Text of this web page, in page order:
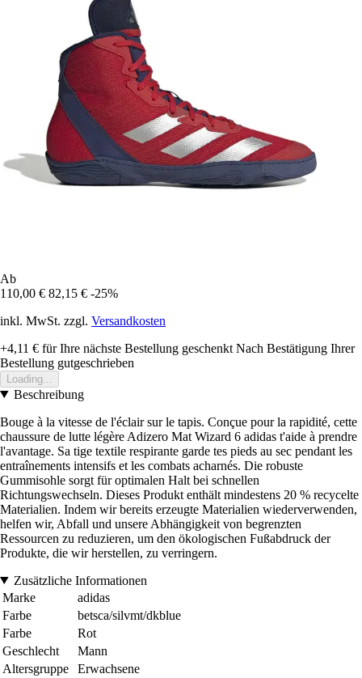
Ab
110,00 € 82,15 € -25%
inkl. MwSt. zzgl. Versandkosten
+4,11 € für Ihre nächste Bestellung geschenkt Nach Bestätigung Ihrer
Bestellung gutgeschrieben
Loading...
Beschreibung
Bouge à la vitesse de l'éclair sur le tapis. Conçue pour la rapidité, cette
chaussure de lutte légère Adizero Mat Wizard 6 adidas t'aide à prendre
l'avantage. Sa tige textile respirante garde tes pieds au sec pendant les
entraînements intensifs et les combats acharnés. Die robuste
Gummisohle sorgt für optimalen Halt bei schnellen
Richtungswechseln. Dieses Produkt enthält mindestens 20 % recycelte
Materialien. Indem wir bereits erzeugte Materialien wiederverwenden,
helfen wir, Abfall und unsere Abhängigkeit von begrenzten
Ressourcen zu reduzieren, um den ökologischen Fußabdruck der
Produkte, die wir herstellen, zu verringern.
Zusätzliche Informationen
Marke
adidas
Farbe
betsca/silvmt/dkblue
Farbe
Rot
Geschlecht
Mann
Altersgruppe
Erwachsene